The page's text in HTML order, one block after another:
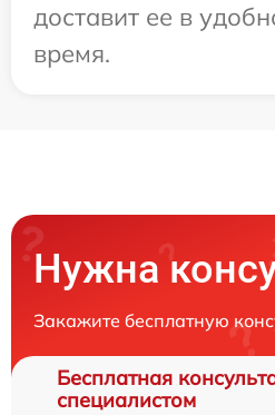
доставит ее в
время.
Нужна
Закажите бесплатную
Бесплатная
специалистом